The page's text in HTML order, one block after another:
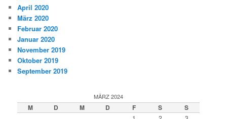
April 2020
März 2020
Februar 2020
Januar 2020
November 2019
Oktober 2019
September 2019
MÄRZ 2024
M D M D F S S